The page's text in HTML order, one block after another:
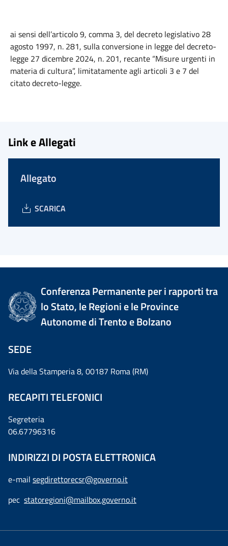
ai sensi dell’articolo 9, comma 3, del decreto legislativo 28
agosto 1997, n. 281, sulla conversione in legge del decreto-
legge 27 dicembre 2024, n. 201, recante “Misure urgenti in
materia di cultura”, limitatamente agli articoli 3 e 7 del
citato decreto-legge.
Link e Allegati
Allegato
SCARICA
Conferenza Permanente per i rapporti tra
lo Stato, le Regioni e le Province
Autonome di Trento e Bolzano
SEDE
Via della Stamperia 8, 00187 Roma (RM)
RECAPITI TELEFONICI
Segreteria
06.67796316
INDIRIZZI DI POSTA ELETTRONICA
e-mail segdirettorecsr@governo.it
pec statoregioni@mailbox.governo.it